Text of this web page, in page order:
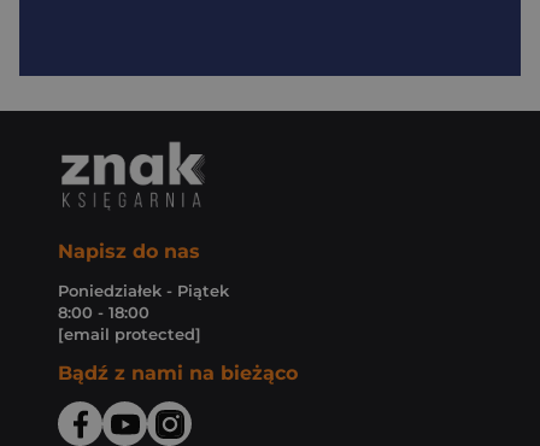
Napisz do nas
Poniedziałek - Piątek
8:00 - 18:00
[email protected]
Bądź z nami na bieżąco